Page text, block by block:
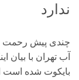
ندارد
چندی پیش رحمت
آب تهران با بیان
بایکوت شده است